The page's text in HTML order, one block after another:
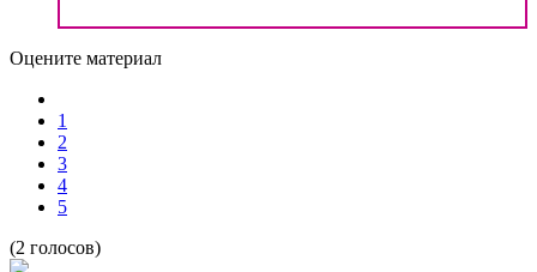
Оцените материал
1
2
3
4
5
(2 голосов)